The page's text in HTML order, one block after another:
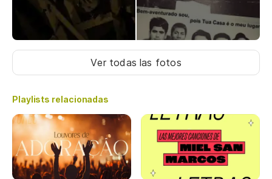
Ver todas las fotos
Playlists relacionadas